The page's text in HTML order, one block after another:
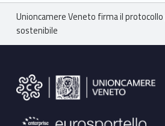
Breadcrumbs navigation
Unioncamere Veneto firma il
sostenibile